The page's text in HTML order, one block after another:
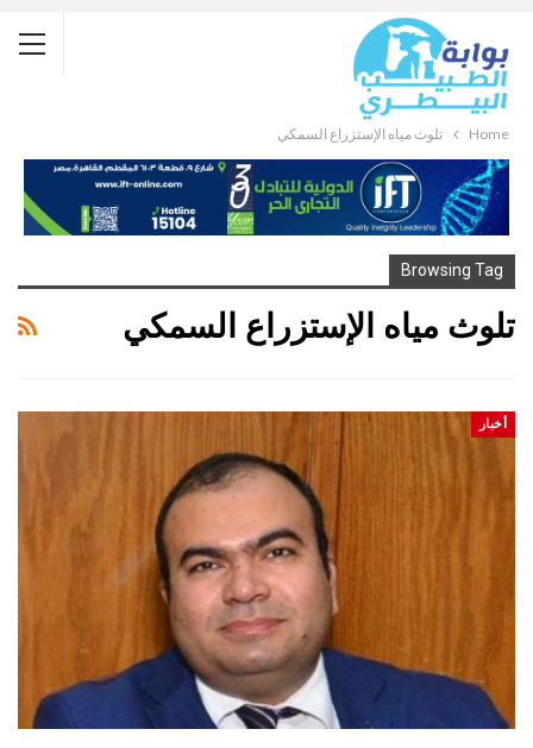
Home تلوث مياه الإستزراع السمكي
Browsing Tag
تلوث مياه الإستزراع السمكي
أخبار